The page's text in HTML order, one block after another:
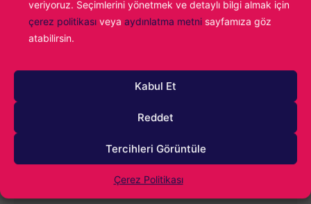
veriyoruz. Seçimlerini yönetmek ve detaylı bilgi almak için
çerez politikası veya aydınlatma metni sayfamıza göz
atabilirsin.
Kabul Et
Reddet
Tercihleri Görüntüle
Çerez Politikası
YORUM